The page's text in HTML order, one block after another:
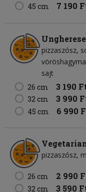
45 cm 7 190
pizzaszósz
vöröshagyma
sajt
26 cm
3 190
32 cm 3 990
45 cm 6 990
pizzaszósz
26 cm 2 990
32 cm 3 590